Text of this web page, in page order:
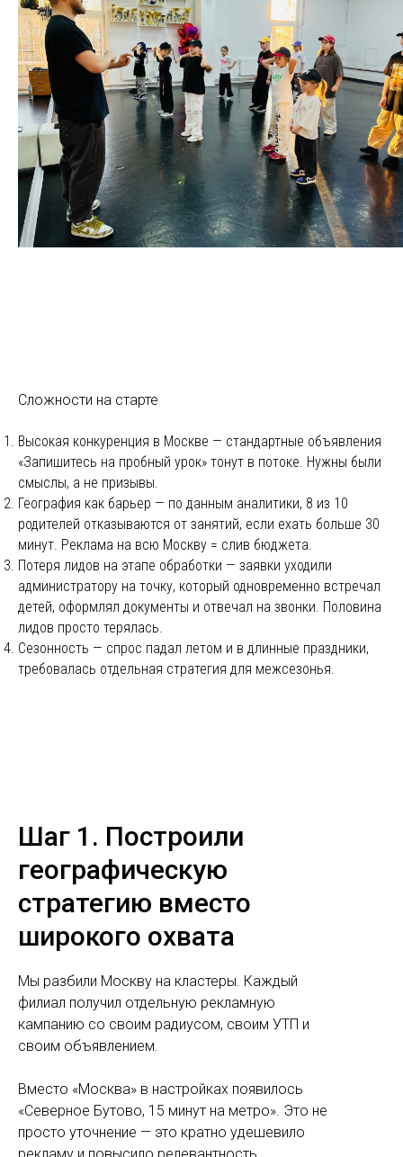
Сложности на старте
Высокая конкуренция в Москве — стандартные объявления
«Запишитесь на пробный урок» тонут в потоке. Нужны были
смыслы, а не призывы.
География как барьер — по данным аналитики, 8 из 10
родителей отказываются от занятий, если ехать больше 30
минут. Реклама на всю Москву = слив бюджета.
Потеря лидов на этапе обработки — заявки уходили
администратору на точку, который одновременно встречал
детей, оформлял документы и отвечал на звонки. Половина
лидов просто терялась.
Сезонность — спрос падал летом и в длинные праздники,
требовалась отдельная стратегия для межсезонья.
Шаг 1. Построили
географическую
стратегию вместо
широкого охвата
Мы разбили Москву на кластеры. Каждый
филиал получил отдельную рекламную
кампанию со своим радиусом, своим УТП и
своим объявлением.
Вместо «Москва» в настройках появилось
«Северное Бутово, 15 минут на метро». Это не
просто уточнение — это кратно удешевило